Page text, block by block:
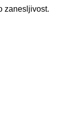
zanesljivost.